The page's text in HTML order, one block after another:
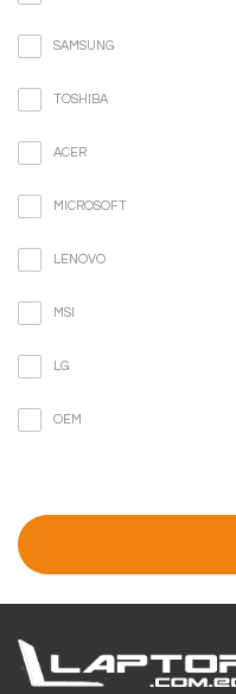
SAMSUNG
TOSHIBA
ACER
MICROSOFT
LENOVO
MSI
LG
OEM